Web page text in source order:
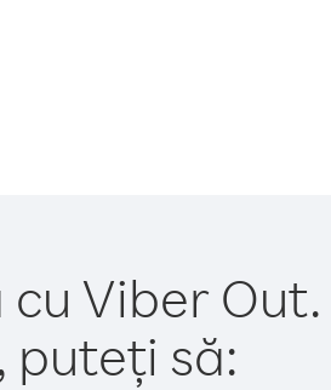
Viber Out.
puteți să: